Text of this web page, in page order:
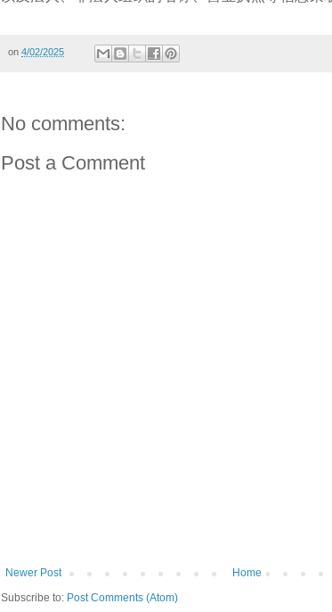
on 4/02/2025
No comments:
Post a Comment
Newer Post
Home
Subscribe to: Post Comments (Atom)